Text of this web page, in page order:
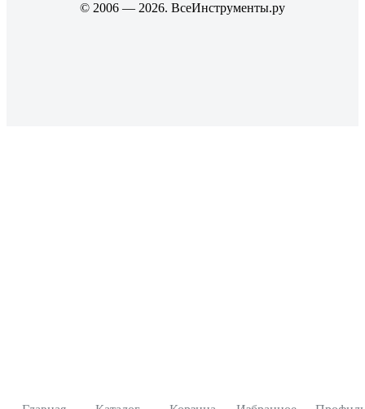
© 2006 — 2026. ВсеИнструменты.ру